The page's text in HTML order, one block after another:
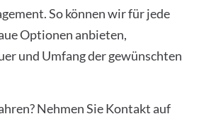
So können wir für jede
Optionen anbieten,
und Umfang der gewünschten
Nehmen Sie Kontakt auf